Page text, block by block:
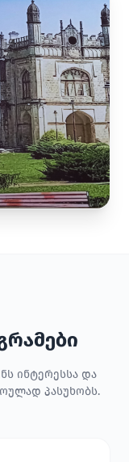
ინტერესსა და
პასუხობს.